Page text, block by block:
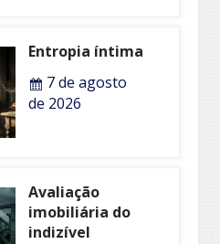
Entropia íntima
7 de agosto
de 2026
Avaliação
imobiliária do
indizível